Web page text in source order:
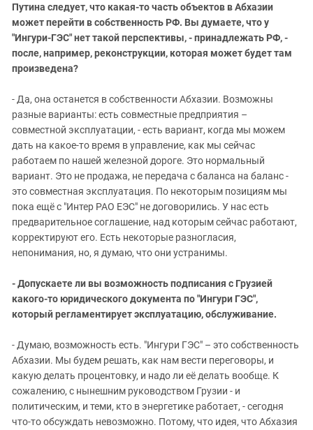
Путина следует, что какая-то часть объектов в Абхазии
может перейти в собственность РФ. Вы думаете, что у
"Ингури-ГЭС" нет такой перспективы, - принадлежать РФ, -
после, например, реконструкции, которая может будет там
произведена?
- Да, она останется в собственности Абхазии. Возможны
разные варианты: есть совместные предприятия –
совместной эксплуатации, - есть вариант, когда мы можем
дать на какое-то время в управление, как мы сейчас
работаем по нашей железной дороге. Это нормальный
вариант. Это не продажа, не передача с баланса на баланс -
это совместная эксплуатация. По некоторым позициям мы
пока ещё с "Интер РАО ЕЭС" не договорились. У нас есть
предварительное соглашение, над которым сейчас работают,
корректируют его. Есть некоторые разногласия,
непонимания, но, я думаю, что они устранимы.
- Допускаете ли вы возможность подписания c Грузией
какого-то юридического документа по "Ингури ГЭС",
который регламентирует эксплуатацию, обслуживание.
- Думаю, возможность есть. "Ингури ГЭС" – это собственность
Абхазии. Мы будем решать, как нам вести переговоры, и
какую делать процентовку, и надо ли её делать вообще. К
сожалению, с нынешним руководством Грузии - и
политическим, и теми, кто в энергетике работает, - сегодня
что-то обсуждать невозможно. Потому, что идея, что Абхазия